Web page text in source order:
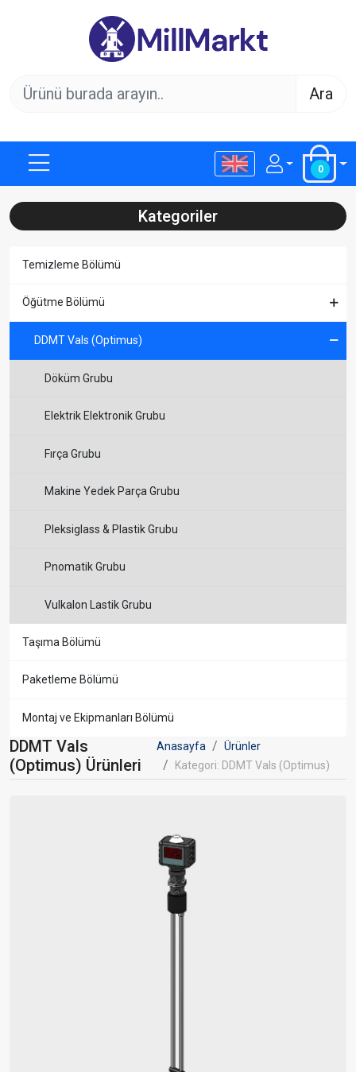
Ara
0
Kategoriler
Temizleme Bölümü
Öğütme Bölümü
DDMT Vals (Optimus)
Döküm Grubu
Elektrik Elektronik Grubu
Fırça Grubu
Makine Yedek Parça Grubu
Pleksiglass & Plastik Grubu
Pnomatik Grubu
Vulkalon Lastik Grubu
Taşıma Bölümü
Paketleme Bölümü
Montaj ve Ekipmanları Bölümü
DDMT Vals
(Optimus) Ürünleri
Anasayfa
Ürünler
Kategori: DDMT Vals (Optimus)